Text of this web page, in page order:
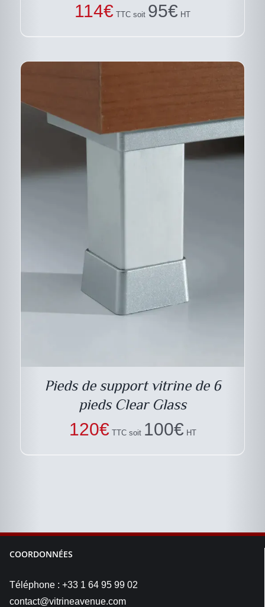
114€ TTC soit 95€ HT
Pieds de support vitrine de 6
pieds Clear Glass
120€ TTC soit 100€ HT
COORDONNÉES
Téléphone : +33 1 64 95 99 02
contact@vitrineavenue.com